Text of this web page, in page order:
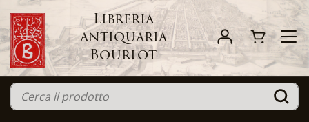
Libreria
antiquaria
Bourlot